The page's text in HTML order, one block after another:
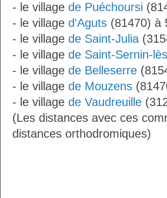
- le village de Puéchoursi
- le village d'Aguts (81470) à
- le village de Saint-Julia
- le village de Saint-Sernin-
- le village de Belleserre
- le village de Mouzens
- le village de Vaudreuille
(Les distances avec ces
distances orthodromiques)